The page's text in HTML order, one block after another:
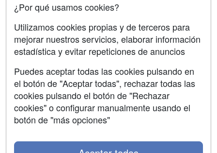
Contactar
Confidencialidad
Aviso legal
Copyleft
¿Por qué usamos cookies?
Utilizamos cookies propias y de terceros para
mejorar nuestros servicios, elaborar información
estadística y evitar repeticiones de anuncios
Puedes aceptar todas las cookies pulsando en
el botón de "Aceptar todas", rechazar todas las
cookies pulsando el botón de "Rechazar
cookies" o configurar manualmente usando el
botón de "más opciones"